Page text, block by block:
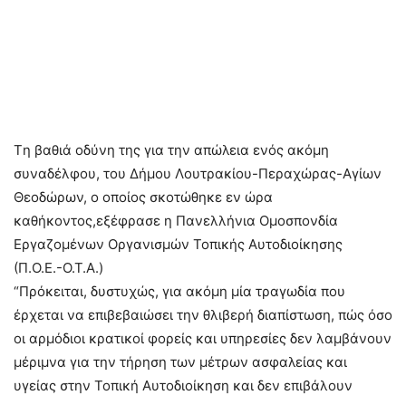
Tη βαθιά οδύνη της για την απώλεια ενός ακόμη
συναδέλφου, του Δήμου Λουτρακίου-Περαχώρας-Αγίων
Θεοδώρων, ο οποίος σκοτώθηκε εν ώρα
καθήκοντος,εξέφρασε η Πανελλήνια Ομοσπονδία
Εργαζομένων Οργανισμών Τοπικής Αυτοδιοίκησης
(Π.Ο.Ε.-Ο.Τ.Α.)
“Πρόκειται, δυστυχώς, για ακόμη μία τραγωδία που
έρχεται να επιβεβαιώσει την θλιβερή διαπίστωση, πώς όσο
οι αρμόδιοι κρατικοί φορείς και υπηρεσίες δεν λαμβάνουν
μέριμνα για την τήρηση των μέτρων ασφαλείας και
υγείας στην Τοπική Αυτοδιοίκηση και δεν επιβάλουν